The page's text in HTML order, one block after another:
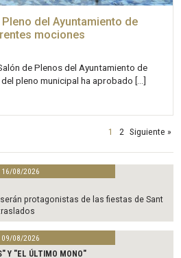
del Ayuntamiento de
mociones
de Plenos del Ayuntamiento de
pleno municipal ha aprobado […]
1 2 Siguiente »
08/2026
protagonistas de las fiestas de Sant
08/2026
Y "EL ÚLTIMO MONO"